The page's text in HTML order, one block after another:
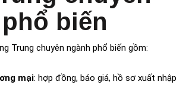
biến
Trung chuyên ngành phổ biến gồm:
mại: hợp đồng, báo giá, hồ sơ xuất nhập